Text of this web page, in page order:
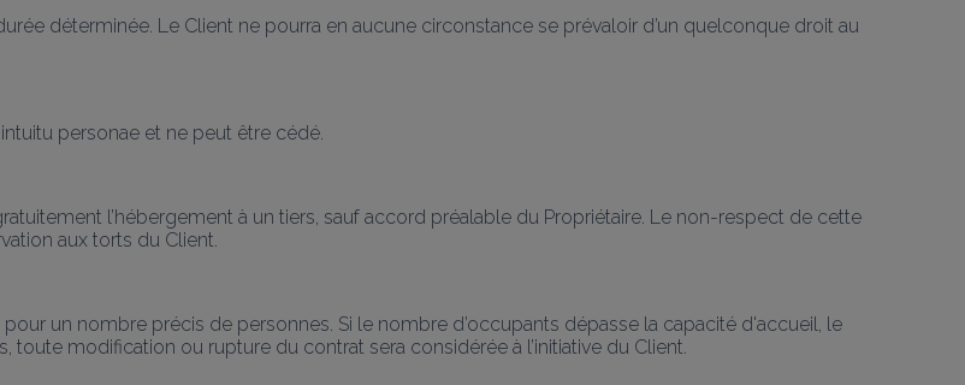
déterminée. Le Client ne pourra en aucune circonstance se prévaloir d’un quelconque droit au
personae et ne peut être cédé.
l’hébergement à un tiers, sauf accord préalable du Propriétaire. Le non-respect de cette
aux torts du Client.
un nombre précis de personnes. Si le nombre d’occupants dépasse la capacité d'accueil, le
toute modification ou rupture du contrat sera considérée à l’initiative du Client.